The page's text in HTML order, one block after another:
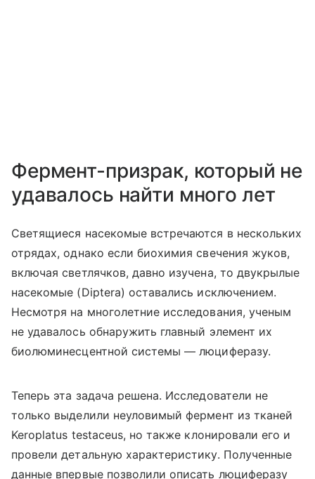
Фермент-призрак, который не
удавалось найти много лет
Светящиеся насекомые встречаются в нескольких
отрядах, однако если биохимия свечения жуков,
включая светлячков, давно изучена, то двукрылые
насекомые (Diptera) оставались исключением.
Несмотря на многолетние исследования, ученым
не удавалось обнаружить главный элемент их
биолюминесцентной системы — люциферазу.
Теперь эта задача решена. Исследователи не
только выделили неуловимый фермент из тканей
Keroplatus testaceus, но также клонировали его и
провели детальную характеристику. Полученные
данные впервые позволили описать люциферазу